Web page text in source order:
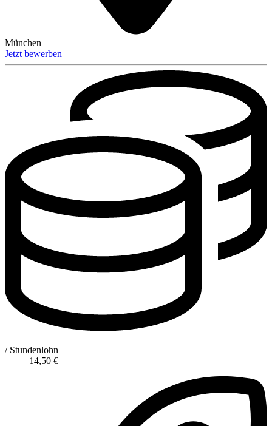
München
Jetzt bewerben
/ Stundenlohn
14,50 €